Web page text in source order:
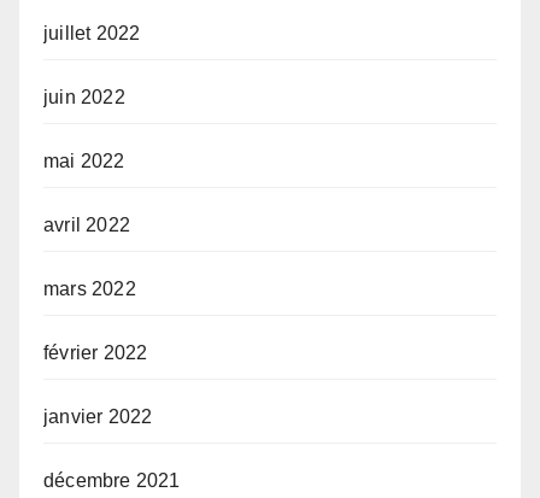
juillet 2022
juin 2022
mai 2022
avril 2022
mars 2022
février 2022
janvier 2022
décembre 2021